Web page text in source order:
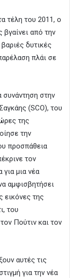
τέλη του 2011, ο
από την
δυτικές
πλάι σε
συνάντηση στην
(SCO), του
της
την
προσπάθεια
τον
μια νέα
αμφισβητήσει
εικόνες της
του
Πούτιν και τον
αυτές τις
για την νέα